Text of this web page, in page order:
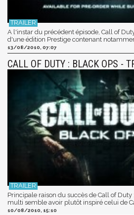
A l'instar du précédent épisode, Call of
d'une édition Prestige contenant
13/08/2010, 07:07
CALL OF DUTY : BLACK OPS -
Principale raison du succès de Call of
multi semble avoir plutôt inspiré celui de
10/08/2010, 15:10